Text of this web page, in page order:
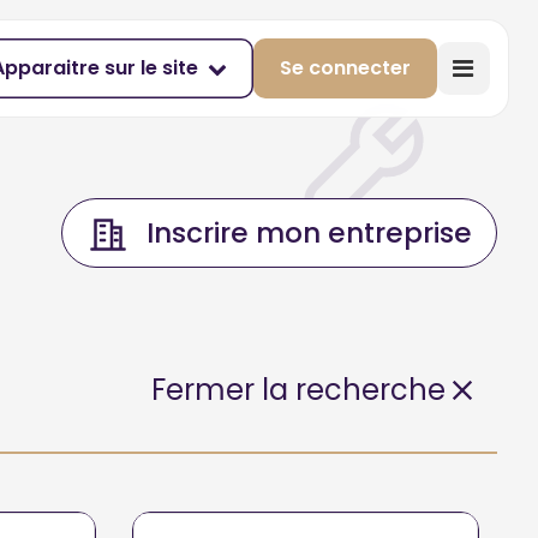
sur le site Se connecter
Inscrire mon entreprise
Fermer la recherche